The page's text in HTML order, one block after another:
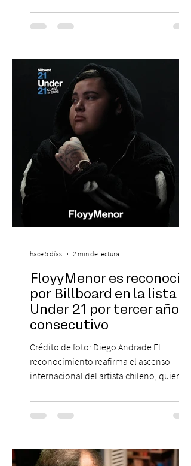
escenario en que los idiomas mantienen
un papel relevante para acceder a
desenvolverse en contextos
internacionales, los resultados más
recientes muestran que Chile todavía
enfrenta importantes desafíos en su
aprendizaje. Según el estudio global EF
FloyyMenor es reconocido
por Billboard en la lista 21
Under 21 por tercer año
consecutivo
Crédito de foto: Diego Andrade El
reconocimiento reafirma el ascenso
internacional del artista chileno, quien
en la escena global. MIAMI, FL (3 de agosto
de 2026) — FloyyMenor ha sido
Under 21 por tercer año consecutivo,
formando parte una vez más de la
hace 5 días 2 min de lectura